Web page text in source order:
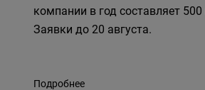
компании в год составляет
Заявки до 20 августа.
Подробнее